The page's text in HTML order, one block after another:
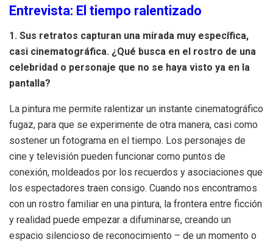
Entrevista: El tiempo ralentizado
1. Sus retratos capturan una mirada muy específica,
casi cinematográfica. ¿Qué busca en el rostro de una
celebridad o personaje que no se haya visto ya en la
pantalla?
La pintura me permite ralentizar un instante cinematográfico
fugaz, para que se experimente de otra manera, casi como
sostener un fotograma en el tiempo. Los personajes de
cine y televisión pueden funcionar como puntos de
conexión, moldeados por los recuerdos y asociaciones que
los espectadores traen consigo. Cuando nos encontramos
con un rostro familiar en una pintura, la frontera entre ficción
y realidad puede empezar a difuminarse, creando un
espacio silencioso de reconocimiento – de un momento o